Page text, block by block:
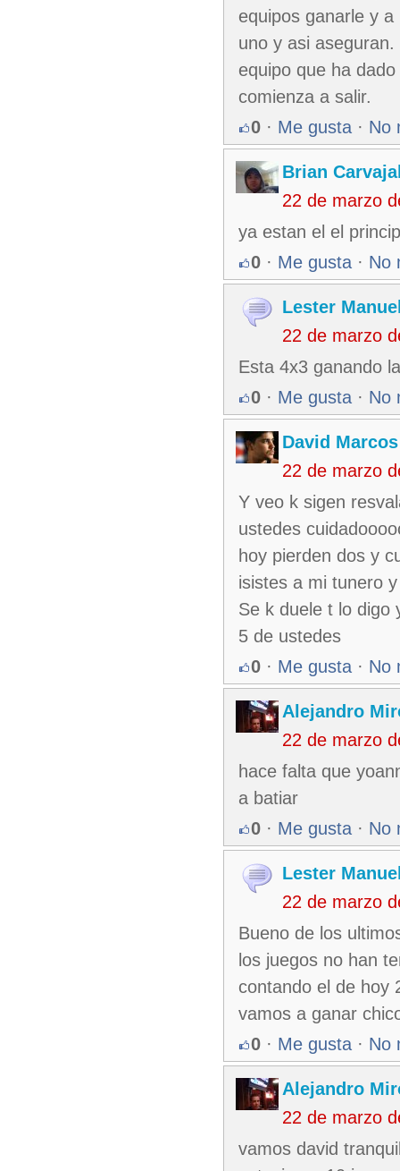
equipos ganarle y
uno y asi
equipo que ha
comienza a salir.
0 · Me gusta · No
Brian
22 de marzo
ya estan el el
0 · Me gusta · No
Lester
22 de marzo
Esta 4x3 ganando
0 · Me gusta · No
David Marcos
22 de marzo
Y veo k sigen
ustedes
hoy pierden dos y
isistes a mi tunero
Se k duele t lo digo
5 de ustedes
0 · Me gusta · No
Alejandro
22 de marzo
hace falta que
a batiar
0 · Me gusta · No
Lester
22 de marzo
Bueno de los
los juegos no han
contando el de hoy
vamos a ganar
0 · Me gusta · No
Alejandro
22 de marzo
vamos david